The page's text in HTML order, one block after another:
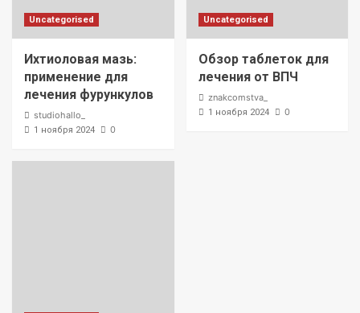
Uncategorised
Ихтиоловая мазь:
применение для
лечения фурункулов
studiohallo_
1 ноября 2024 0
Uncategorised
Обзор таблеток для
лечения от ВПЧ
znakcomstva_
1 ноября 2024 0